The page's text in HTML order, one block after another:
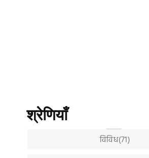
श्रेणियाँ
विविध(71)